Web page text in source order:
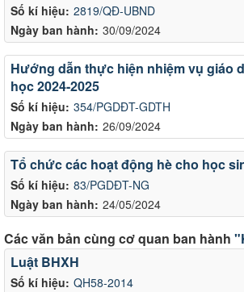
Số kí hiệu: 2819/QĐ-UBND
Ngày ban hành: 30/09/2024
Số kí hiệu: 354/PGDĐT-GDTH
Ngày ban hành: 26/09/2024
Hướng dẫn thực hiện nhiệm vụ giáo
học 2024-2025
Số kí hiệu: 83/PGDĐT-NG
Ngày ban hành: 24/05/2024
Tổ chức các hoạt động hè cho học
Các văn bản cùng cơ quan ban hành
Số kí hiệu: QH58-2014
Luật BHXH